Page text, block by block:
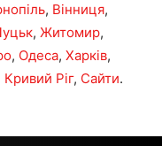
, Вінниця,
, Житомир,
, Одеса, Харків,
Кривий Ріг, Сайти.